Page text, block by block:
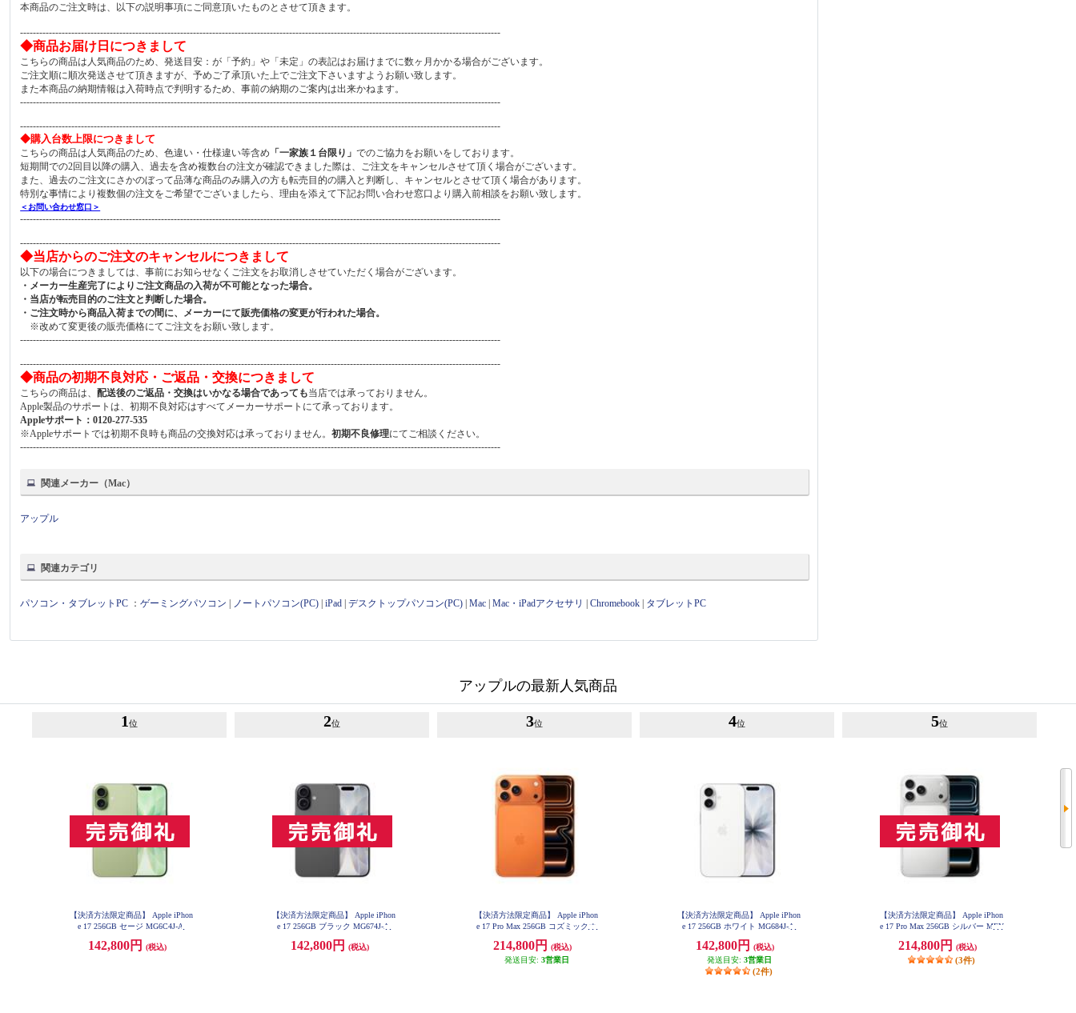
本商品のご注文時は、以下の説明事項にご同意頂いたものとさせて頂きます。
------------------------------------------------------------------------------------------------------------------------------------------------------
◆商品お届け日につきまして
こちらの商品は人気商品のため、発送目安：が「予約」や「未定」の表記はお届けまでに数ヶ月かかる場合がございます。
ご注文順に順次発送させて頂きますが、予めご了承頂いた上でご注文下さいますようお願い致します。
また本商品の納期情報は入荷時点で判明するため、事前の納期のご案内は出来かねます。
------------------------------------------------------------------------------------------------------------------------------------------------------
------------------------------------------------------------------------------------------------------------------------------------------------------
◆購入台数上限につきまして
こちらの商品は人気商品のため、色違い・仕様違い等含め 「一家族１台限り」でのご協力をお願いをしております。
短期間での2回目以降の購入、過去を含め複数台の注文が確認できました際は、ご注文をキャンセルさせて頂く場合がございます。
また、過去のご注文にさかのぼって品薄な商品のみ購入の方も転売目的の購入と判断し、キャンセルとさせて頂く場合があります。
特別な事情により複数個の注文をご希望でございましたら、理由を添えて下記お問い合わせ窓口より購入前相談をお願い致します。
＜お問い合わせ窓口＞
------------------------------------------------------------------------------------------------------------------------------------------------------
------------------------------------------------------------------------------------------------------------------------------------------------------
◆当店からのご注文のキャンセルにつきまして
以下の場合につきましては、事前にお知らせなくご注文をお取消しさせていただく場合がございます。
・メーカー生産完了によりご注文商品の入荷が不可能となった場合。
・当店が転売目的のご注文と判断した場合。
・ご注文時から商品入荷までの間に、メーカーにて販売価格の変更が行われた場合。
※改めて変更後の販売価格にてご注文をお願い致します。
------------------------------------------------------------------------------------------------------------------------------------------------------
------------------------------------------------------------------------------------------------------------------------------------------------------
◆商品の初期不良対応・ご返品・交換につきまして
こちらの商品は、 配送後のご返品・交換はいかなる場合であっても当店では承っておりません。
Apple製品のサポートは、初期不良対応はすべてメーカーサポートにて承っております。
Appleサポート：0120-277-535
※Appleサポートでは初期不良時も商品の交換対応は承っておりません。初期不良修理にてご相談ください。
------------------------------------------------------------------------------------------------------------------------------------------------------
関連メーカー（Mac）
アップル
関連カテゴリ
パソコン・タブレットPC ：ゲーミングパソコン ノートパソコン(PC) |iPad |デスクトップパソコン(PC) |Mac |Mac・iPadアクセサリ |Chromebook タブレットPC
アップルの最新人気商品
1 位
【決済方法限定商品】 Apple iPhon
e 17 256GB セージ MG6C4J-A
142,800円 (税込)
2位
【決済方法限定商品】 Apple iPhon
e 17 256GB ブラック MG674J-A
142,800円 (税込)
3位
【決済方法限定商品】 Apple iPhon
e 17 Pro Max 256GB コズミックオ
214,800円
(税込)
発送目安: 3営業日
4位
【決済方法限定商品】 Apple iPhon
e 17 256GB ホワイト MG684J-A
142,800円
(税込)
発送目安: 3営業日
(2件)
5位
【決済方法限定商品】 Apple iPhon
e 17 Pro Max 256GB シルバー MFY
214,800円 (税込)
(3件)